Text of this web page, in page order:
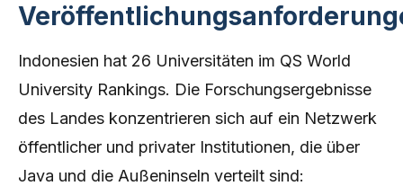
Indonesien hat 26 Universitäten im QS World
University Rankings. Die Forschungsergebnisse
des Landes konzentrieren sich auf ein Netzwerk
öffentlicher und privater Institutionen, die über
Java und die Außeninseln verteilt sind: